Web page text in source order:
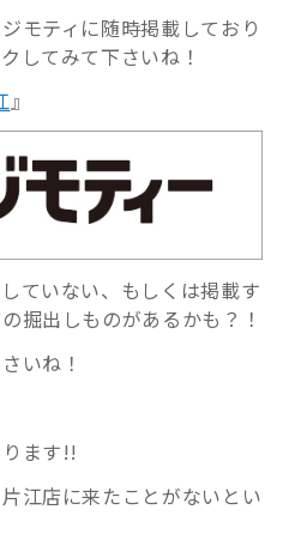
モティに随時掲載しており
してみて下さいね！
』
ていない、もしくは掲載す
掘出しものがあるかも？！
いね！
ます!!
江店に来たことがないとい